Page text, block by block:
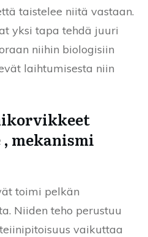
taistelee niitä vastaan.
yksi tapa tehdä juuri
niihin biologisiin
laihtumisesta niin
mekanismi
toimi pelkän
Niiden teho perustuu
vaikuttaa